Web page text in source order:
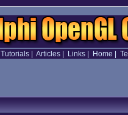
Tutorials| Articles| Links| Home